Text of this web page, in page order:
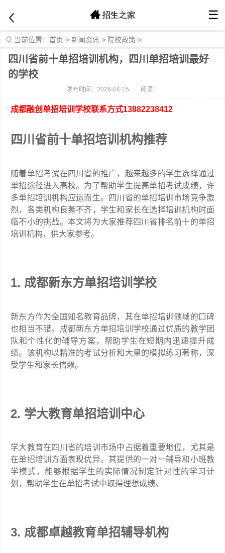
☰
当前位置： 首页 > 新闻资讯 > 院校政策 >
四川省前十单招培训机构，四川单招培训最好
的学校
发布时间：2026-04-15 阅读：
成都融创单招培训学校联系方式13882238412
四川省前十单招培训机构推荐
随着单招考试在四川省的推广，越来越多的学生选择通过
单招途径进入高校。为了帮助学生提高单招考试成绩，许
多单招培训机构应运而生。四川省的单招培训市场竞争激
烈，各类机构良莠不齐，学生和家长在选择培训机构时面
临不小的挑战。本文将为大家推荐四川省排名前十的单招
培训机构，供大家参考。
1. 成都新东方单招培训学校
新东方作为全国知名教育品牌，其在单招培训领域的口碑
也相当不错。成都新东方单招培训学校通过优质的教学团
队和个性化的辅导方案，帮助学生在短期内迅速提升成
绩。该机构以精准的考试分析和大量的模拟练习著称，深
受学生和家长信赖。
2. 学大教育单招培训中心
学大教育在四川省的培训市场中占据着重要地位，尤其是
在单招培训方面表现优异。其提供的一对一辅导和小班教
学模式，能够根据学生的实际情况制定针对性的学习计
划，帮助学生在单招考试中取得理想成绩。
3. 成都卓越教育单招辅导机构